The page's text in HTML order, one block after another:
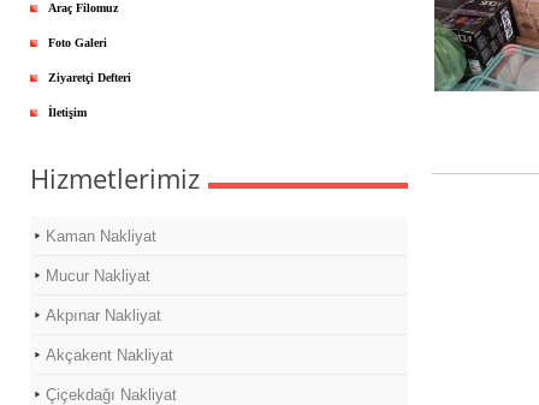
Araç Filomuz
Foto Galeri
Ziyaretçi Defteri
İletişim
Hizmetlerimiz
Kaman Nakliyat
Mucur Nakliyat
Akpınar Nakliyat
Akçakent Nakliyat
Çiçekdağı Nakliyat